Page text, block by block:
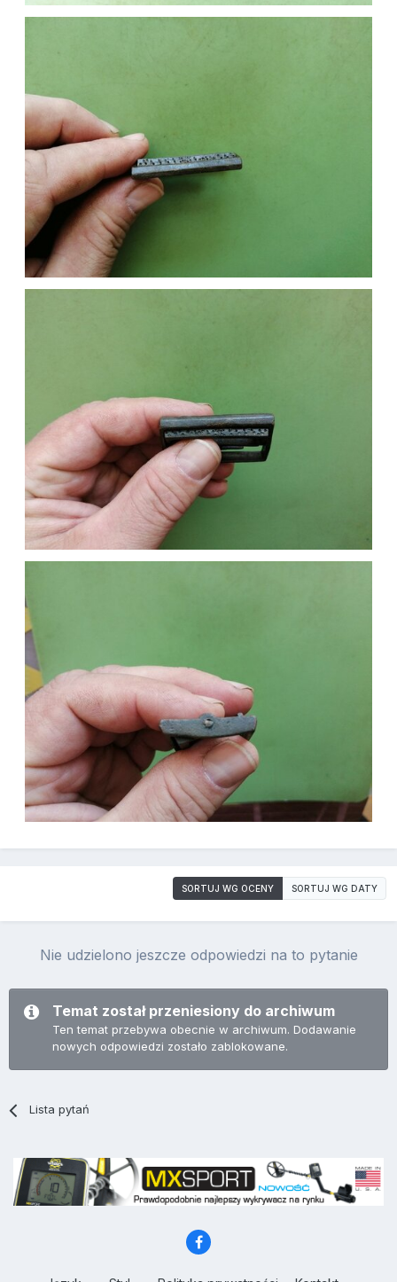
SORTUJ WG OCENY SORTUJ WG DATY
Nie udzielono jeszcze odpowiedzi na to pytanie
Temat został przeniesiony do archiwum
Ten temat przebywa obecnie w archiwum. Dodawanie
nowych odpowiedzi zostało zablokowane.
Lista pytań